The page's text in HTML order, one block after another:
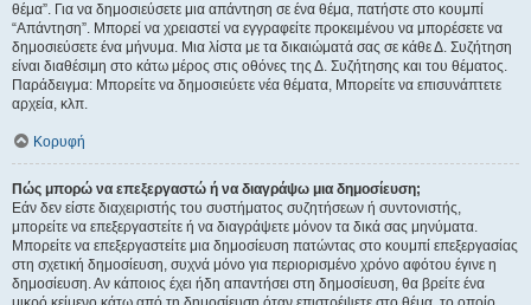
θέμα”. Για να δημοσιεύσετε μια απάντηση σε ένα θέμα, πατήστε στο κουμπί
“Απάντηση”. Μπορεί να χρειαστεί να εγγραφείτε προκειμένου να μπορέσετε να
δημοσιεύσετε ένα μήνυμα. Μια λίστα με τα δικαιώματά σας σε κάθε Δ. Συζήτηση
είναι διαθέσιμη στο κάτω μέρος στις οθόνες της Δ. Συζήτησης και του θέματος.
Παράδειγμα: Μπορείτε να δημοσιεύετε νέα θέματα, Μπορείτε να επισυνάπτετε
αρχεία, κλπ.
Κορυφή
Πώς μπορώ να επεξεργαστώ ή να διαγράψω μια δημοσίευση;
Εάν δεν είστε διαχειριστής του συστήματος συζητήσεων ή συντονιστής,
μπορείτε να επεξεργαστείτε ή να διαγράψετε μόνον τα δικά σας μηνύματα.
Μπορείτε να επεξεργαστείτε μια δημοσίευση πατώντας στο κουμπί επεξεργασίας
στη σχετική δημοσίευση, συχνά μόνο για περιορισμένο χρόνο αφότου έγινε η
δημοσίευση. Αν κάποιος έχει ήδη απαντήσει στη δημοσίευση, θα βρείτε ένα